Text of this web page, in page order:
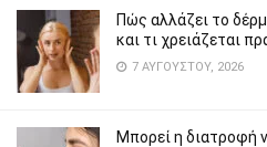
Πώς αλλάζει το
και τι χρειάζεται
7 ΑΥΓΟΎΣΤΟΥ, 2026
Μπορεί η διατροφή